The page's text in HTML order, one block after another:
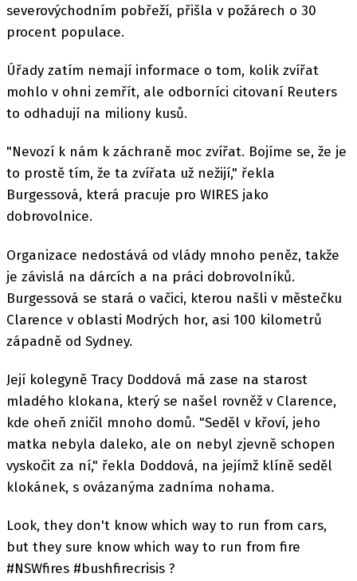
severovýchodním pobřeží, přišla v požárech o 30
procent populace.
Úřady zatím nemají informace o tom, kolik zvířat
mohlo v ohni zemřít, ale odborníci citovaní Reuters
to odhadují na miliony kusů.
"Nevozí k nám k záchraně moc zvířat. Bojíme se, že je
to prostě tím, že ta zvířata už nežijí," řekla
Burgessová, která pracuje pro WIRES jako
dobrovolnice.
Organizace nedostává od vlády mnoho peněz, takže
je závislá na dárcích a na práci dobrovolníků.
Burgessová se stará o vačici, kterou našli v městečku
Clarence v oblasti Modrých hor, asi 100 kilometrů
západně od Sydney.
Její kolegyně Tracy Doddová má zase na starost
mladého klokana, který se našel rovněž v Clarence,
kde oheň zničil mnoho domů. "Seděl v křoví, jeho
matka nebyla daleko, ale on nebyl zjevně schopen
vyskočit za ní," řekla Doddová, na jejímž klíně seděl
klokánek, s ovázanýma zadníma nohama.
Look, they don't know which way to run from cars,
but they sure know which way to run from fire
#NSWfires #bushfirecrisis ?